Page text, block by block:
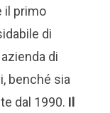
il primo
di
di
benché sia
dal 1990. Il